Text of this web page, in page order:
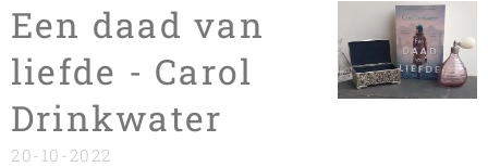
Een daad van
liefde - Carol
Drinkwater
20-10-2022